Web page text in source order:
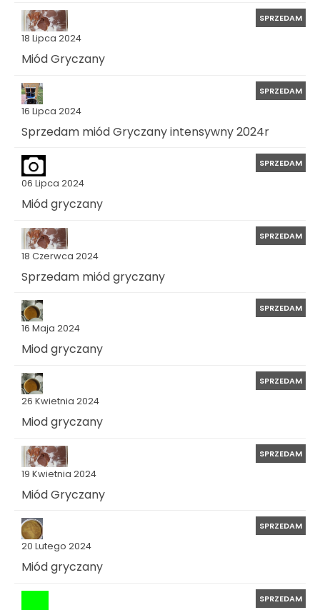
18 Lipca 2024
SPRZEDAM
Miód Gryczany
16 Lipca 2024
SPRZEDAM
Sprzedam miód Gryczany intensywny 2024r
06 Lipca 2024
SPRZEDAM
Miód gryczany
18 Czerwca 2024
SPRZEDAM
Sprzedam miód gryczany
16 Maja 2024
SPRZEDAM
Miod gryczany
26 Kwietnia 2024
SPRZEDAM
Miod gryczany
19 Kwietnia 2024
SPRZEDAM
Miód Gryczany
20 Lutego 2024
SPRZEDAM
Miód gryczany
SPRZEDAM